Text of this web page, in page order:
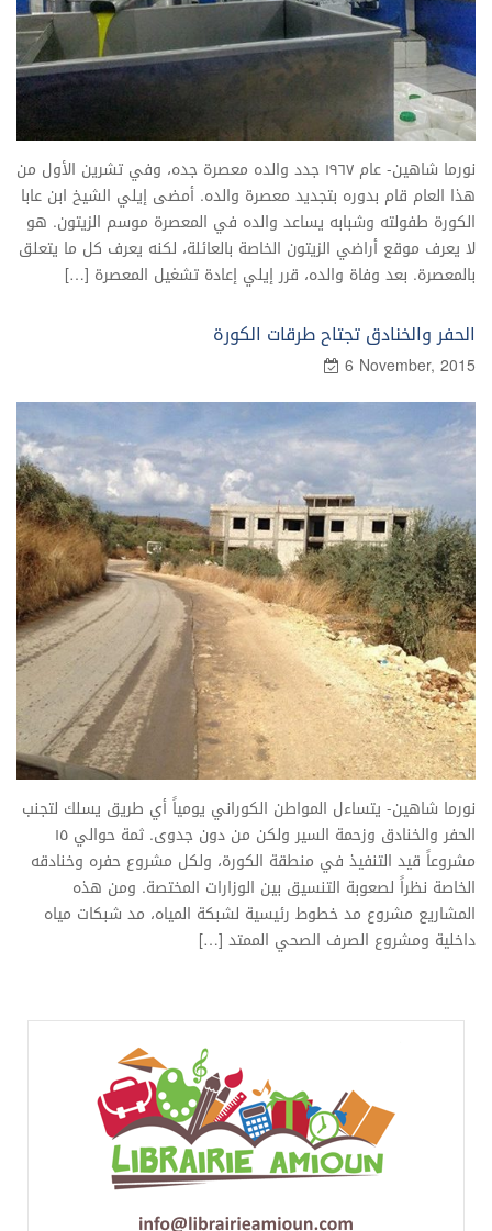
نورما شاهين- عام ۱٩٦٧ جدد والده معصرة جده، وفي تشرين الأول من
هذا العام قام بدوره بتجديد معصرة والده. أمضى إيلي الشيخ ابن عابا
الكورة طفولته وشبابه يساعد والده في المعصرة موسم الزيتون. هو
لا يعرف موقع أراضي الزيتون الخاصة بالعائلة، لكنه يعرف كل ما يتعلق
بالمعصرة. بعد وفاة والده، قرر إيلي إعادة تشغيل المعصرة […]
الحفر والخنادق تجتاح طرقات الكورة
6 November, 2015
نورما شاهين- يتساءل المواطن الكوراني يومياً أي طريق يسلك لتجنب
الحفر والخنادق وزحمة السير ولكن من دون جدوى. ثمة حوالي ١٥
مشروعاً قيد التنفيذ في منطقة الكورة، ولكل مشروع حفره وخنادقه
الخاصة نظراً لصعوبة التنسيق بين الوزارات المختصة. ومن هذه
المشاريع مشروع مد خطوط رئيسية لشبكة المياه، مد شبكات مياه
داخلية ومشروع الصرف الصحي الممتد […]